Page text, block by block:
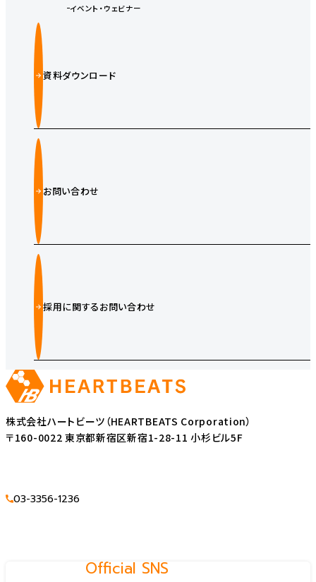
イベント・ウェビナー
資料ダウンロード
お問い合わせ
採用に関するお問い合わせ
株式会社ハートビーツ（HEARTBEATS Corporation）
〒160-0022 東京都新宿区新宿1-28-11 小杉ビル5F
03-3356-1236
Official SNS